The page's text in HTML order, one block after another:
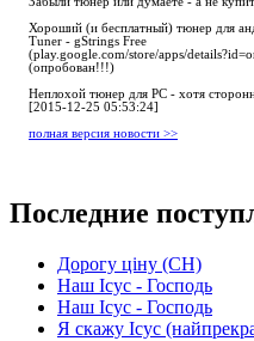
Хороший (и бесплатный) тюнер для
Tuner - gStrings Free
(play.google.com/store/apps/
(опробован!!!)
Неплохой тюнер для РС - хотя
[2015-12-25 05:53:24]
полная версия новости >>
Последние
Дорогу ціну (СН)
Наш Ісус - Господь
Наш Ісус - Господь
Я скажу Ісус